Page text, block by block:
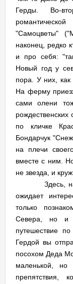
Герды. Во-
"Самоцветы"
наконец, редко
и про себя:
Новый год у
пора. У них, как
На ферму
сами олени
рождественских
по кличке
Бондарчук
на плечи
вместе с ним.
не звезда, и
Здесь, на
ожидает
только
Севера, но и
путешествие
Гердой вы
посохом Деда
маленькой, но
препятствия,